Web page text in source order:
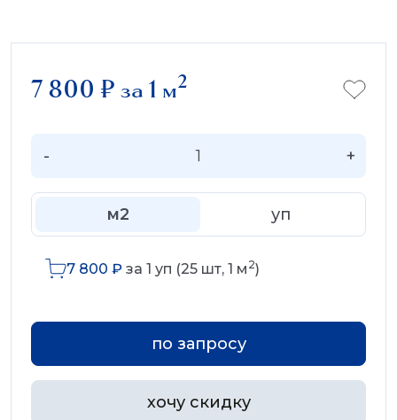
7 800 ₽за 1 м2
- +
м2 уп
7 800 ₽ за 1 уп (25 шт, 1 м 2)
по запросу
хочу скидку